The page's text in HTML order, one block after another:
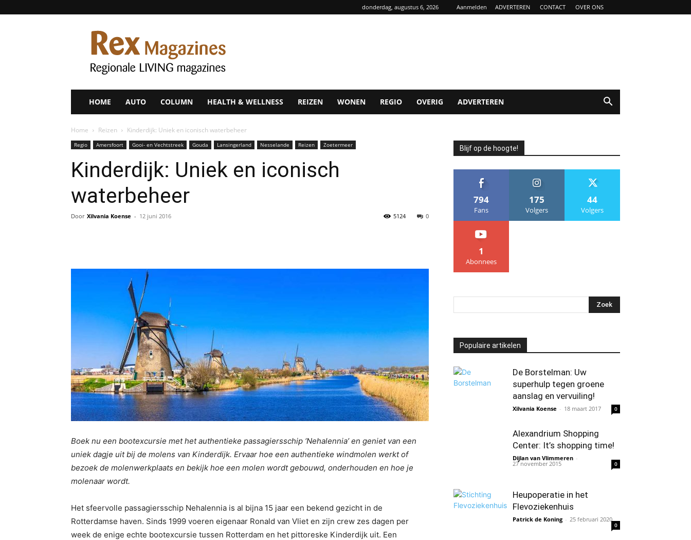
donderdag, augustus 6, 2026 Aanmelden ADVERTEREN CONTACT OVER ONS
Rex
Magazines
HOME AUTO COLUMN HEALTH & WELLNESS REIZEN WONEN REGIO OVERIG ADVERTEREN
Home Reizen Kinderdijk: Uniek en iconisch waterbeheer
Regio Amersfoort Gooi- en Vechtstreek Gouda Lansingerland Nesselande Reizen Zoetermeer
Kinderdijk: Uniek en iconisch
waterbeheer
Door Xilvania Koense - 12 juni 2016 0
5124
Boek nu een bootexcursie met het authentieke passagiersschip ‘Nehalennia’ en geniet van een
uniek dagje uit bij de molens van Kinderdijk. Ervaar hoe een authentieke windmolen werkt of
bezoek de molenwerkplaats en bekijk hoe een molen wordt gebouwd, onderhouden en hoe je
molenaar wordt.
Het sfeervolle passagiersschip Nehalennia is al bijna 15 jaar een bekend gezicht in de
Rotterdamse haven. Sinds 1999 voeren eigenaar Ronald van Vliet en zijn crew zes dagen per
week de enige echte bootexcursie tussen Rotterdam en het pittoreske Kinderdijk uit. Een
Blijf op de hoogte!
794
Fans
175
Volgers
44
Volgers
1
Abonnees
Populaire artikelen
De Borstelman: Uw
superhulp tegen groene
aanslag en vervuiling!
Xilvania Koense - 18 maart 2017 0
Alexandrium Shopping
Center: It’s shopping time!
Dijlan van Vlimmeren -
27 november 2015 0
Heupoperatie in het
Flevoziekenhuis
Patrick de Koning - 25 februari 2020
0